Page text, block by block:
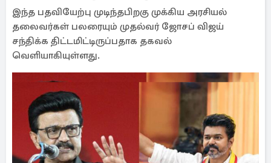
இந்த பதவியேற்பு முடிந்தபிறகு முக்கிய அரசியல்
தலைவர்கள் பலரையும் முதல்வர் ஜோசப் விஜய்
சந்திக்க திட்டமிட்டிருப்பதாக தகவல்
வெளியாகியுள்ளது.